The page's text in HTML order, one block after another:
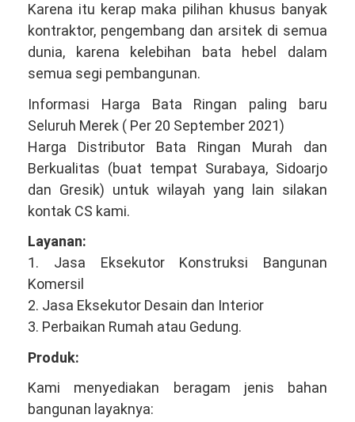
Karena itu kerap maka pilihan khusus banyak
kontraktor, pengembang dan arsitek di semua
dunia, karena kelebihan bata hebel dalam
semua segi pembangunan.
Informasi Harga Bata Ringan paling baru
Seluruh Merek ( Per 20 September 2021)
Harga Distributor Bata Ringan Murah dan
Berkualitas (buat tempat Surabaya, Sidoarjo
dan Gresik) untuk wilayah yang lain silakan
kontak CS kami.
Layanan:
1. Jasa Eksekutor Konstruksi Bangunan
Komersil
2. Jasa Eksekutor Desain dan Interior
3. Perbaikan Rumah atau Gedung.
Produk:
Kami menyediakan beragam jenis bahan
bangunan layaknya: